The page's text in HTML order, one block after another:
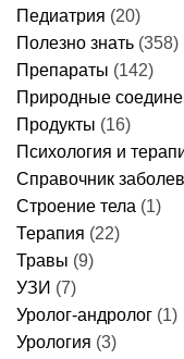
Педиатрия (20)
Полезно знать (358)
Препараты (142)
Природные
Продукты (16)
Психология и
Справочник
Строение тела (1)
Терапия (22)
Травы (9)
УЗИ (7)
Уролог-андролог (1)
Урология (3)